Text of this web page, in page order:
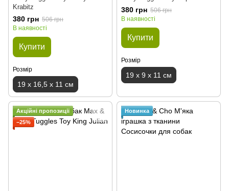
Krabitz
380 грн 506 грн
В наявності
Купити
Розмір
19 x 16,5 x 11 см
380 грн 506 грн
В наявності
Купити
Розмір
19 x 9 x 11 см
Акційні пропозиції
−25%
Новинка